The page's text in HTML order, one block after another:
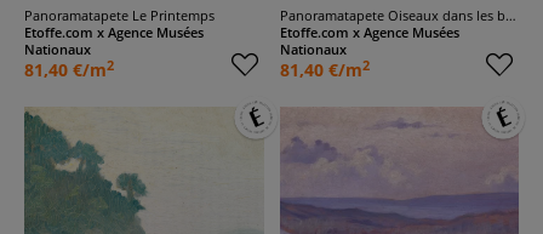
Panoramatapete Le Printemps
Etoffe.com x Agence Musées
Nationaux
81,40 €/m2
Panoramatapete Oiseaux dans les branches d'un érable
Etoffe.com x Agence Musées
Nationaux
81,40 €/m2